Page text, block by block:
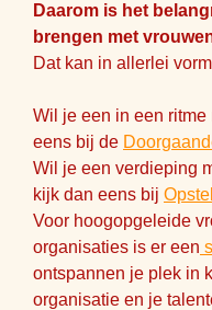
Daarom is het
brengen met
Dat kan in allerlei
Wil je een in een
eens bij de
Wil je een verdieping
kijk dan eens bij
Voor hoogopgeleide
organisaties is er een
ontspannen je plek in
organisatie en je